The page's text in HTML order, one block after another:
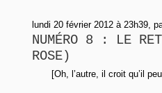
lundi 20 février 2012 à 23h39,
NUMÉRO 8 : LE
ROSE)
[Oh, l’autre, il croit qu’il